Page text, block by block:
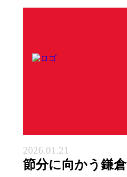
2026.01.21
節分に向かう鎌倉